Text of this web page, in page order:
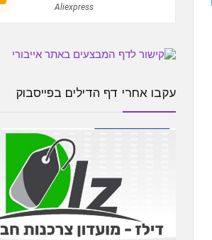
Aliexpress
עקבו אחרי דף הדילים בפייסבוק